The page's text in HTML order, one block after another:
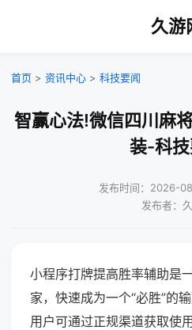
久游
首页 > 资讯中心 > 科技要闻
智赢心法!微信四川麻
装-科技
发布时间：2026-
发布者：
小程序打牌提高胜率辅助是
家，快速成为一个“必胜”的
用户可通过正规渠道获取使用